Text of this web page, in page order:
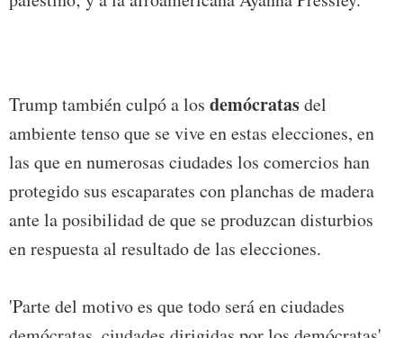
Trump también culpó a los demócratasdel
ambiente tenso que se vive en estas elecciones, en
las que en numerosas ciudades los comercios han
protegido sus escaparates con planchas de madera
ante la posibilidad de que se produzcan disturbios
en respuesta al resultado de las elecciones.
'Parte del motivo es que todo será en ciudades